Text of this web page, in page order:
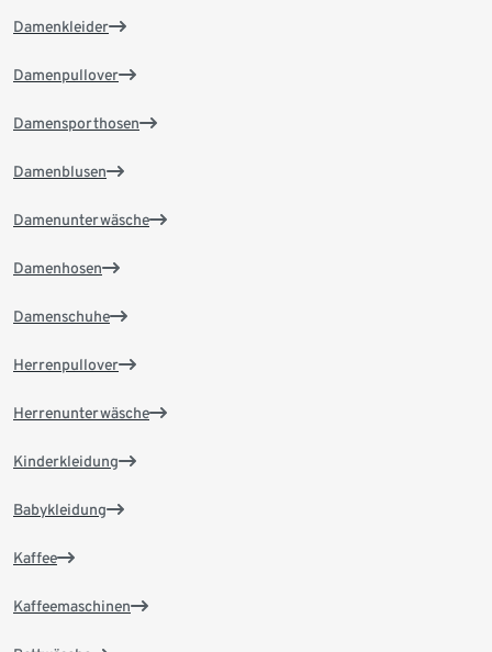
Damenkleider
Damenpullover
Damensporthosen
Damenblusen
Damenunterwäsche
Damenhosen
Damenschuhe
Herrenpullover
Herrenunterwäsche
Kinderkleidung
Babykleidung
Kaffee
Kaffeemaschinen